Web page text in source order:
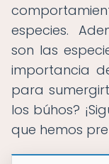
especies.
son las
importancia
para
los búhos?
que hemos